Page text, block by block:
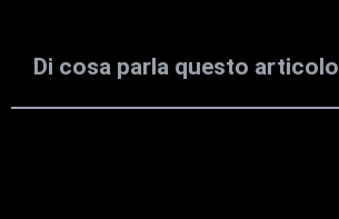
Di cosa parla questo articolo